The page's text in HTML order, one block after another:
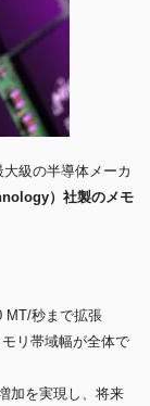
級の半導体メーカ
）社製のメモ
MT/秒まで拡張
リ帯域幅が全体で
加を実現し、将来